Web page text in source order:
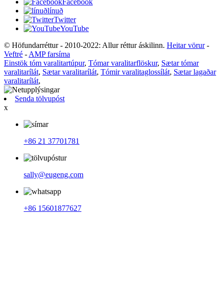
Facebook
línuð
Twitter
YouTube
© Höfundarréttur - 2010-2022: Allur réttur áskilinn. Heitar vörur-
Veftré - AMP farsíma
Einstök tóm varalitartúpur, Tómar varalitarflöskur, Sætar tómar
varalitarílát, Sætar varalitarílát, Tómir varalitaglossílát, Sætar lagaðar
varalitarílát,
Senda tölvupóst
x
+86 21 37701781
sally@eugeng.com
+86 15601877627